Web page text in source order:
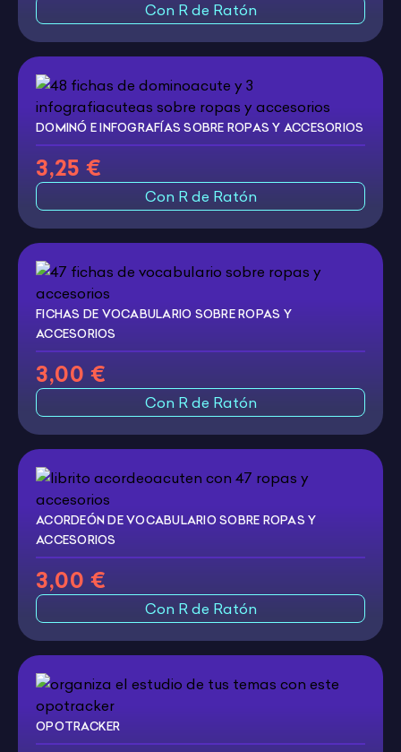
Con R de Ratón
DOMINÓ E INFOGRAFÍAS SOBRE ROPAS Y ACCESORIOS
3,25 €
Con R de Ratón
FICHAS DE VOCABULARIO SOBRE ROPAS Y
ACCESORIOS
3,00 €
Con R de Ratón
ACORDEÓN DE VOCABULARIO SOBRE ROPAS Y
ACCESORIOS
3,00 €
Con R de Ratón
OPOTRACKER